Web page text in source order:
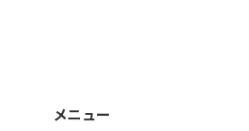
メニュー